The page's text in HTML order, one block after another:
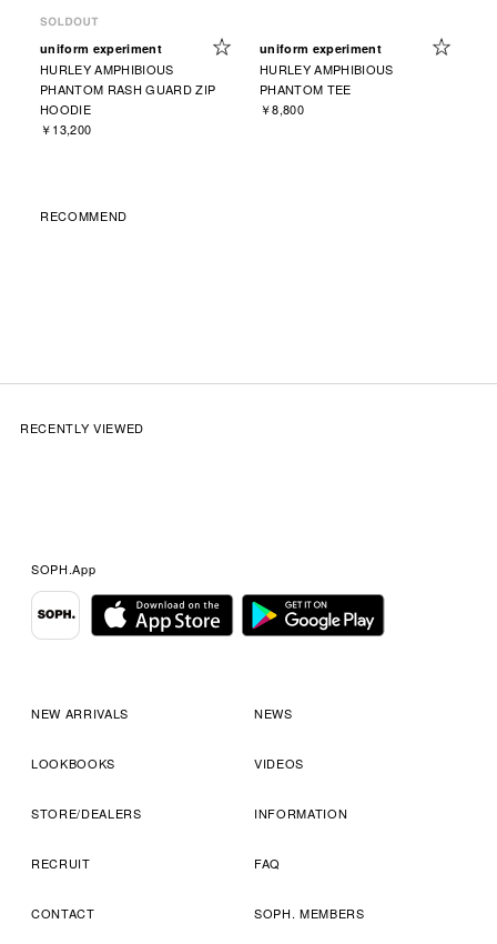
uniform experiment
HURLEY AMPHIBIOUS
PHANTOM RASH GUARD ZIP
HOODIE
￥13,200
uniform experiment
HURLEY AMPHIBIOUS
PHANTOM TEE
￥8,800
RECOMMEND
RECENTLY VIEWED
SOPH.App
NEW ARRIVALS NEWS
LOOKBOOKS VIDEOS
STORE/DEALERS INFORMATION
RECRUIT FAQ
CONTACT SOPH. MEMBERS